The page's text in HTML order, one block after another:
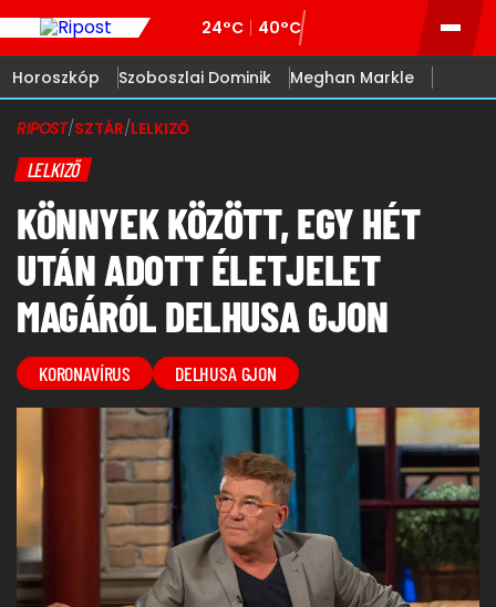
24°C 40°C
Horoszkóp Szoboszlai Dominik Meghan Markle
RIPOST/SZTÁR/LELKIZŐ
LELKIZŐ
KÖNNYEK KÖZÖTT, EGY HÉT
UTÁN ADOTT ÉLETJELET
MAGÁRÓL DELHUSA GJON
KORONAVÍRUS DELHUSA GJON